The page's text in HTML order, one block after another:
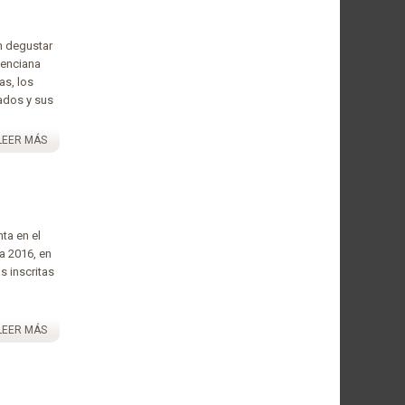
degustar
los
y sus
MÁS
en el
2016, en
inscritas
MÁS